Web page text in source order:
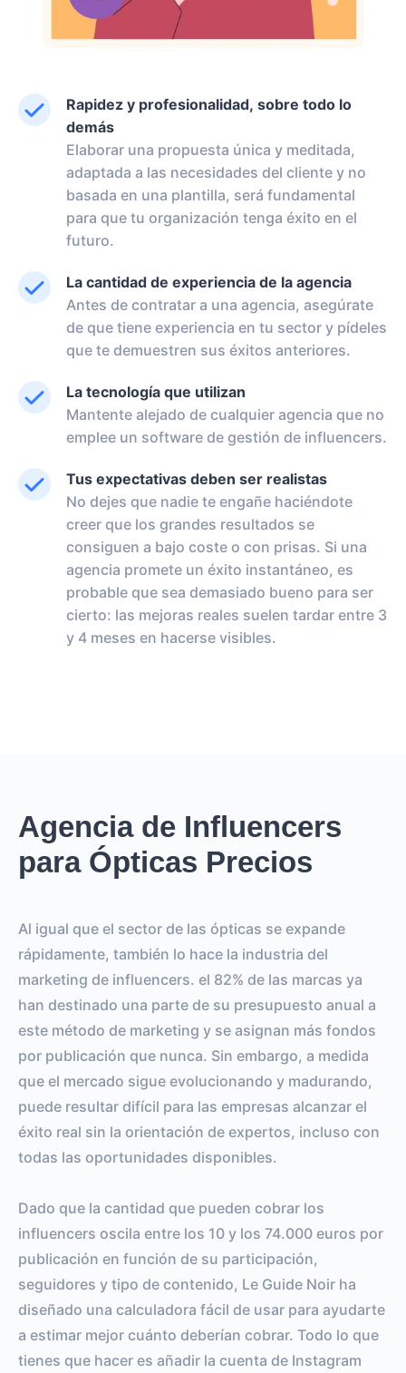
Rapidez y profesionalidad, sobre todo lo
demás
Elaborar una propuesta única y meditada,
adaptada a las necesidades del cliente y no
basada en una plantilla, será fundamental
para que tu organización tenga éxito en el
futuro.
La cantidad de experiencia de la agencia
Antes de contratar a una agencia, asegúrate
de que tiene experiencia en tu sector y pídeles
que te demuestren sus éxitos anteriores.
La tecnología que utilizan
Mantente alejado de cualquier agencia que no
emplee un software de gestión de influencers.
Tus expectativas deben ser realistas
No dejes que nadie te engañe haciéndote
creer que los grandes resultados se
consiguen a bajo coste o con prisas. Si una
agencia promete un éxito instantáneo, es
probable que sea demasiado bueno para ser
cierto: las mejoras reales suelen tardar entre 3
y 4 meses en hacerse visibles.
Agencia de Influencers
para Ópticas Precios
Al igual que el sector de las ópticas se expande
rápidamente, también lo hace la industria del
marketing de influencers. el 82% de las marcas ya
han destinado una parte de su presupuesto anual a
este método de marketing y se asignan más fondos
por publicación que nunca. Sin embargo, a medida
que el mercado sigue evolucionando y madurando,
puede resultar difícil para las empresas alcanzar el
éxito real sin la orientación de expertos, incluso con
todas las oportunidades disponibles.
Dado que la cantidad que pueden cobrar los
influencers oscila entre los 10 y los 74.000 euros por
publicación en función de su participación,
seguidores y tipo de contenido, Le Guide Noir ha
diseñado una calculadora fácil de usar para ayudarte
a estimar mejor cuánto deberían cobrar. Todo lo que
tienes que hacer es añadir la cuenta de Instagram